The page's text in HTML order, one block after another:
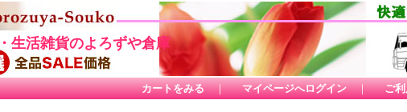
生活雑貨のよろずや倉庫
カートをみる ｜ マイページへログイン ｜ ご